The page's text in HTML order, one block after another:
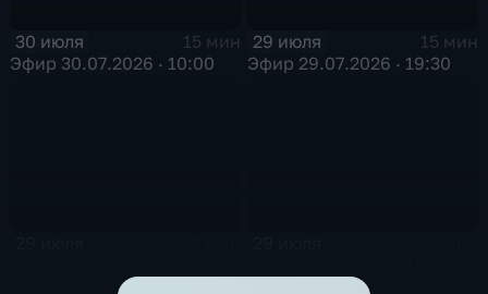
30 июля
15 мин
Эфир 30.07.2026 · 10:00
29 июля
15 мин
Эфир 29.07.2026 · 19:30